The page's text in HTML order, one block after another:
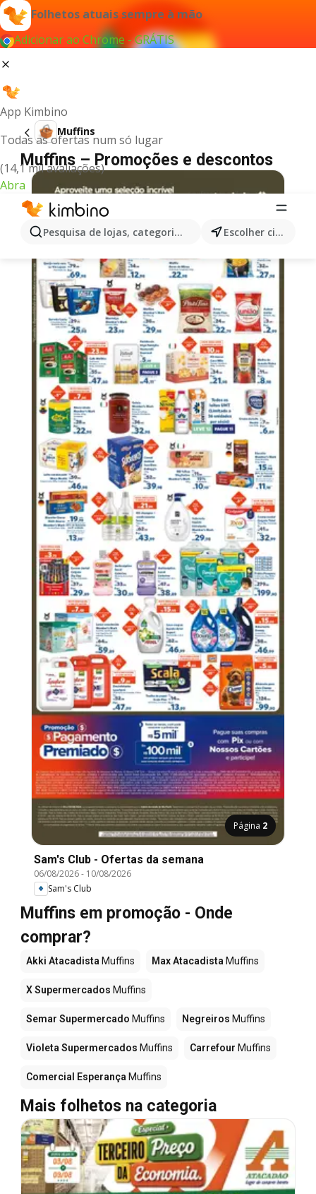
Folhetos atuais sempre à mão
Adicionar ao Chrome - GRÁTIS
App Kimbino
Todas as ofertas num só lugar
(14,1 mil avaliações)
Abra
Pesquisa de lojas, categorias,produtos... Escolher cidade
Muffins
Muffins – Promoções e descontos
Página 2
Sam's Club - Ofertas da semana
06/08/2026- 10/08/2026
Sam's Club
Muffins em promoção - Onde
comprar?
Akki Atacadista Muffins Max Atacadista Muffins
X Supermercados Muffins
Semar Supermercado Muffins Negreiros Muffins
Violeta Supermercados Muffins Carrefour Muffins
Comercial Esperança Muffins
Mais folhetos na categoria